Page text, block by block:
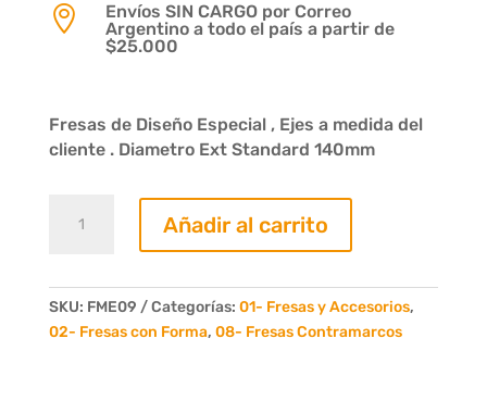

Envíos SIN CARGO por Correo
Argentino a todo el país a partir de
$25.000
Fresas de Diseño Especial , Ejes a medida del
cliente . Diametro Ext Standard 140mm
Contramarco
3/4x3
4
Añadir al carrito
SKU: FME09 Categorías: 01- Fresas y Accesorios,
02- Fresas con Forma, 08- Fresas Contramarcos